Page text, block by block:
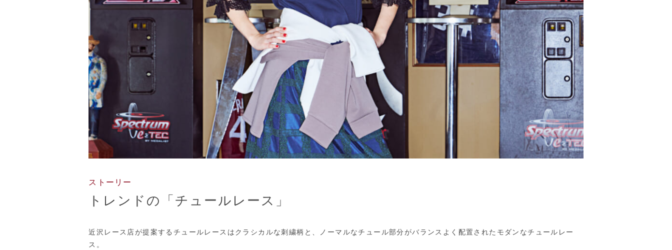
トレンドの「チュールレース」
ストーリー
近沢レース店が提案するチュールレースはクラシカルな刺繍柄と、ノーマルなチュール部分がバランスよく配置されたモダンなチュールレー
ス。